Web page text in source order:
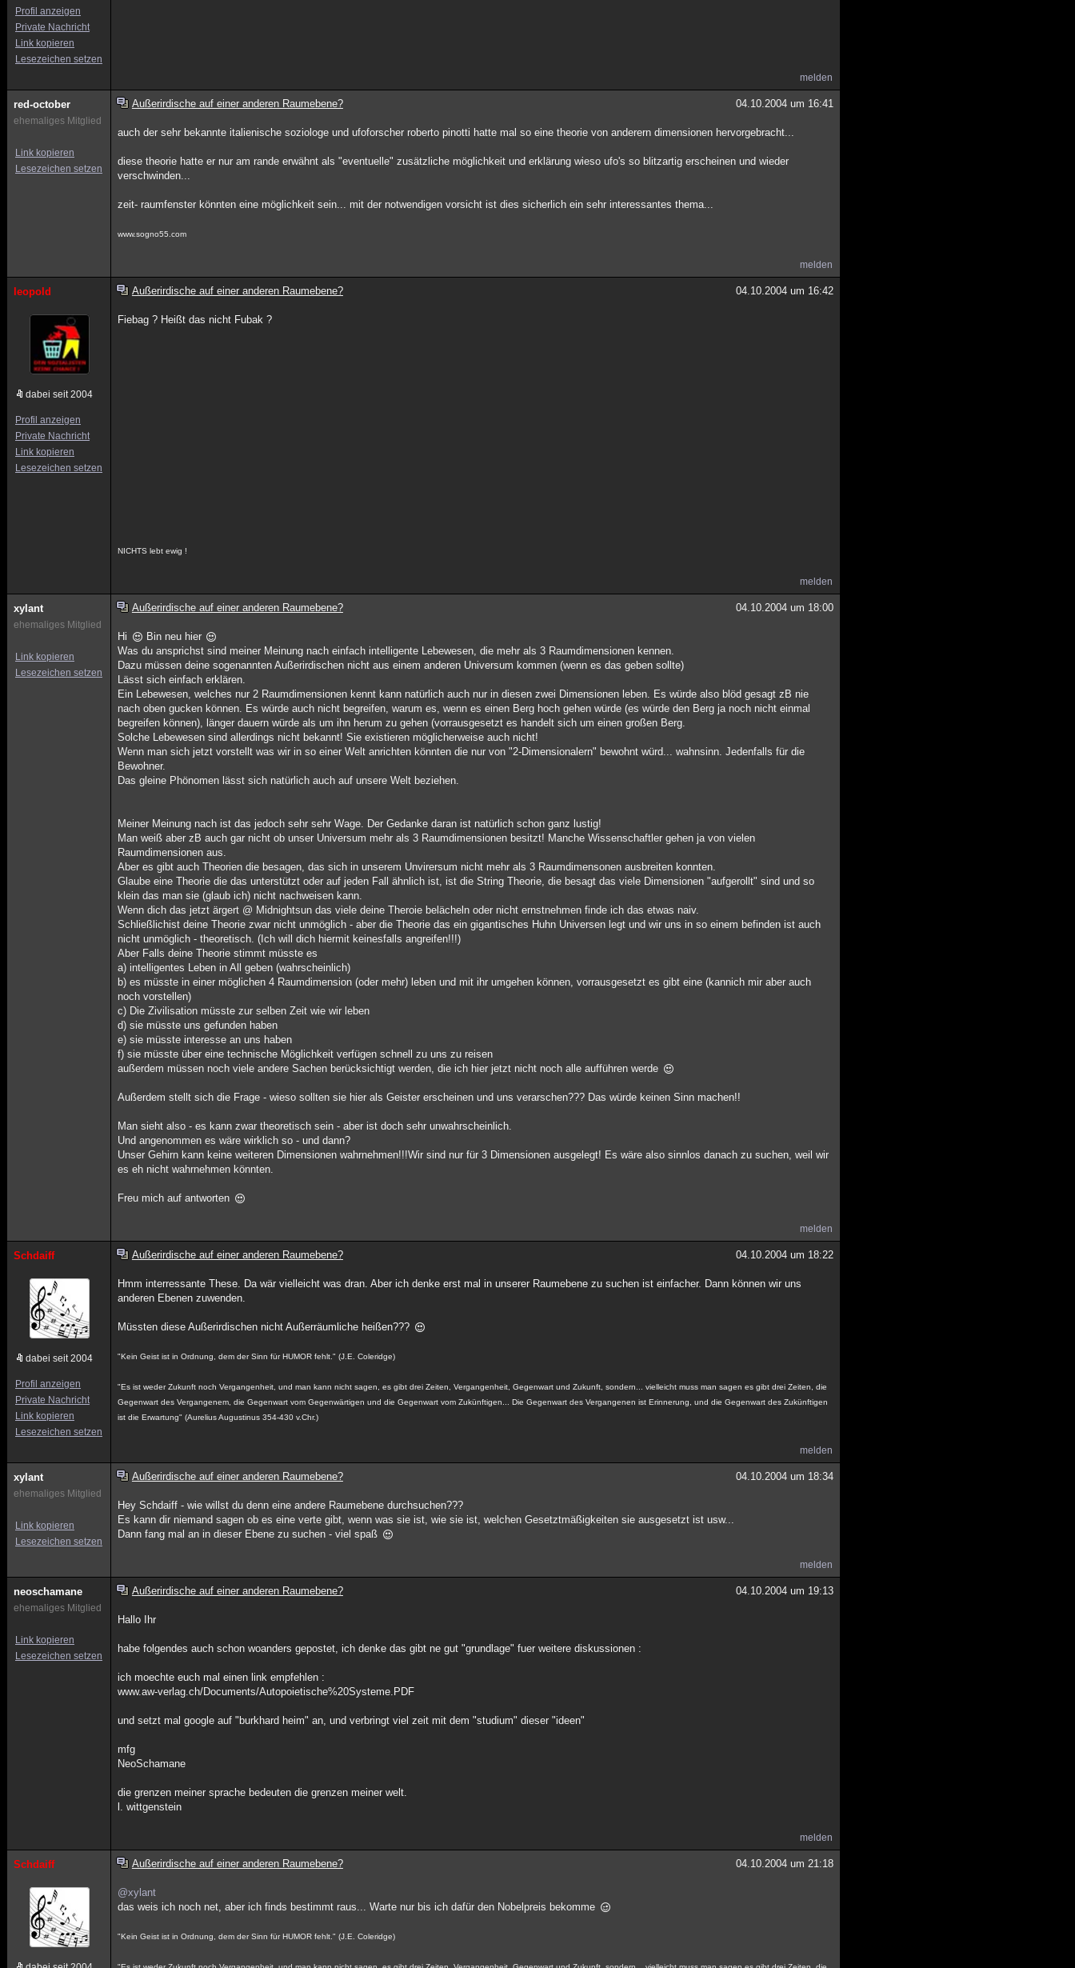
Profil anzeigen
Private Nachricht
Link kopieren
Lesezeichen setzen
melden
red-october
ehemaliges Mitglied
Link kopieren
Lesezeichen setzen
Außerirdische auf einer anderen Raumebene? 04.10.2004 um 16:41
auch der sehr bekannte italienische soziologe und ufoforscher roberto pinotti hatte mal so eine theorie von anderern dimensionen hervorgebracht...
diese theorie hatte er nur am rande erwähnt als "eventuelle" zusätzliche möglichkeit und erklärung wieso ufo's so blitzartig erscheinen und wieder
verschwinden...
zeit- raumfenster könnten eine möglichkeit sein... mit der notwendigen vorsicht ist dies sicherlich ein sehr interessantes thema...
www.sogno55.com
melden
leopold
dabei seit 2004
Profil anzeigen
Private Nachricht
Link kopieren
Lesezeichen setzen
Außerirdische auf einer anderen Raumebene? 04.10.2004 um 16:42
Fiebag ? Heißt das nicht Fubak ?
NICHTS lebt ewig !
melden
xylant
ehemaliges Mitglied
Link kopieren
Lesezeichen setzen
Außerirdische auf einer anderen Raumebene? 04.10.2004 um 18:00
Hi
Bin neu hier
Was du ansprichst sind meiner Meinung nach einfach intelligente Lebewesen, die mehr als 3 Raumdimensionen kennen.
Dazu müssen deine sogenannten Außerirdischen nicht aus einem anderen Universum kommen (wenn es das geben sollte)
Lässt sich einfach erklären.
Ein Lebewesen, welches nur 2 Raumdimensionen kennt kann natürlich auch nur in diesen zwei Dimensionen leben. Es würde also blöd gesagt zB nie
nach oben gucken können. Es würde auch nicht begreifen, warum es, wenn es einen Berg hoch gehen würde (es würde den Berg ja noch nicht einmal
begreifen können), länger dauern würde als um ihn herum zu gehen (vorrausgesetzt es handelt sich um einen großen Berg.
Solche Lebewesen sind allerdings nicht bekannt! Sie existieren möglicherweise auch nicht!
Wenn man sich jetzt vorstellt was wir in so einer Welt anrichten könnten die nur von "2-Dimensionalern" bewohnt würd... wahnsinn. Jedenfalls für die
Bewohner.
Das gleine Phönomen lässt sich natürlich auch auf unsere Welt beziehen.
Meiner Meinung nach ist das jedoch sehr sehr Wage. Der Gedanke daran ist natürlich schon ganz lustig!
Man weiß aber zB auch gar nicht ob unser Universum mehr als 3 Raumdimensionen besitzt! Manche Wissenschaftler gehen ja von vielen
Raumdimensionen aus.
Aber es gibt auch Theorien die besagen, das sich in unserem Unvirersum nicht mehr als 3 Raumdimensonen ausbreiten konnten.
Glaube eine Theorie die das unterstützt oder auf jeden Fall ähnlich ist, ist die String Theorie, die besagt das viele Dimensionen "aufgerollt" sind und so
klein das man sie (glaub ich) nicht nachweisen kann.
Wenn dich das jetzt ärgert @ Midnightsun das viele deine Theroie belächeln oder nicht ernstnehmen finde ich das etwas naiv.
Schließlichist deine Theorie zwar nicht unmöglich - aber die Theorie das ein gigantisches Huhn Universen legt und wir uns in so einem befinden ist auch
nicht unmöglich - theoretisch. (Ich will dich hiermit keinesfalls angreifen!!!)
Aber Falls deine Theorie stimmt müsste es
a) intelligentes Leben in All geben (wahrscheinlich)
b) es müsste in einer möglichen 4 Raumdimension (oder mehr) leben und mit ihr umgehen können, vorrausgesetzt es gibt eine (kannich mir aber auch
noch vorstellen)
c) Die Zivilisation müsste zur selben Zeit wie wir leben
d) sie müsste uns gefunden haben
e) sie müsste interesse an uns haben
f) sie müsste über eine technische Möglichkeit verfügen schnell zu uns zu reisen
außerdem müssen noch viele andere Sachen berücksichtigt werden, die ich hier jetzt nicht noch alle aufführen werde
Außerdem stellt sich die Frage - wieso sollten sie hier als Geister erscheinen und uns verarschen??? Das würde keinen Sinn machen!!
Man sieht also - es kann zwar theoretisch sein - aber ist doch sehr unwahrscheinlich.
Und angenommen es wäre wirklich so - und dann?
Unser Gehirn kann keine weiteren Dimensionen wahrnehmen!!!Wir sind nur für 3 Dimensionen ausgelegt! Es wäre also sinnlos danach zu suchen, weil wir
es eh nicht wahrnehmen könnten.
Freu mich auf antworten
melden
Schdaiff
dabei seit 2004
Profil anzeigen
Private Nachricht
Link kopieren
Lesezeichen setzen
Außerirdische auf einer anderen Raumebene? 04.10.2004 um 18:22
Hmm interressante These. Da wär vielleicht was dran. Aber ich denke erst mal in unserer Raumebene zu suchen ist einfacher. Dann können wir uns
anderen Ebenen zuwenden.
Müssten diese Außerirdischen nicht Außerräumliche heißen???
"Kein Geist ist in Ordnung, dem der Sinn für HUMOR fehlt." (J.E. Coleridge)
"Es ist weder Zukunft noch Vergangenheit, und man kann nicht sagen, es gibt drei Zeiten, Vergangenheit, Gegenwart und Zukunft, sondern... vielleicht muss man sagen es gibt drei Zeiten, die
Gegenwart des Vergangenem, die Gegenwart vom Gegenwärtigen und die Gegenwart vom Zukünftigen... Die Gegenwart des Vergangenen ist Erinnerung, und die Gegenwart des Zukünftigen
ist die Erwartung" (Aurelius Augustinus 354-430 v.Chr.)
melden
xylant
ehemaliges Mitglied
Link kopieren
Lesezeichen setzen
Außerirdische auf einer anderen Raumebene? 04.10.2004 um 18:34
Hey Schdaiff - wie willst du denn eine andere Raumebene durchsuchen???
Es kann dir niemand sagen ob es eine verte gibt, wenn was sie ist, wie sie ist, welchen Gesetztmäßigkeiten sie ausgesetzt ist usw...
Dann fang mal an in dieser Ebene zu suchen - viel spaß
melden
neoschamane
ehemaliges Mitglied
Link kopieren
Lesezeichen setzen
Außerirdische auf einer anderen Raumebene? 04.10.2004 um 19:13
Hallo Ihr
habe folgendes auch schon woanders gepostet, ich denke das gibt ne gut "grundlage" fuer weitere diskussionen :
ich moechte euch mal einen link empfehlen :
www.aw-verlag.ch/Documents/Autopoietische%20Systeme.PDF
und setzt mal google auf "burkhard heim" an, und verbringt viel zeit mit dem "studium" dieser "ideen"
mfg
NeoSchamane
die grenzen meiner sprache bedeuten die grenzen meiner welt.
l. wittgenstein
melden
Schdaiff Außerirdische auf einer anderen Raumebene? 04.10.2004 um 21:18
@xylant
das weis ich noch net, aber ich finds bestimmt raus... Warte nur bis ich dafür den Nobelpreis bekomme
"Kein Geist ist in Ordnung, dem der Sinn für HUMOR fehlt." (J.E. Coleridge)